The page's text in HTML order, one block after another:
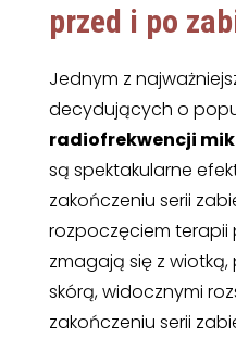
przed i po
Jednym z
decydujących o
radiofrekwencji
są spektakularne
zakończeniu serii
rozpoczęciem terapii
zmagają się z
skórą, widocznymi
zakończeniu serii